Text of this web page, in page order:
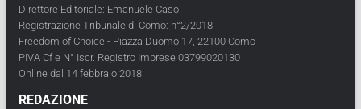
Direttore Editoriale: Emanuele Caso
Registrazione Tribunale di Como: n°2/2018
Freedom of Choice - Piazza Duomo 17, 22100 Como
PIVA Cf e N° Iscr. Registro Imprese 03799020130
Online dal 14 febbraio 2018
REDAZIONE